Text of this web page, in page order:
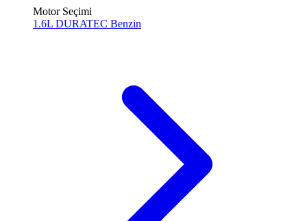
Motor Seçimi
1.6L DURATEC Benzin